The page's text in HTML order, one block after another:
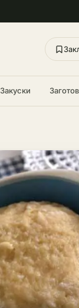
Закуски